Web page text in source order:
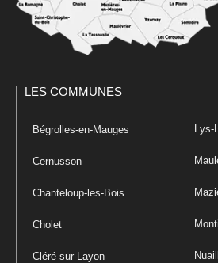
LES COMMUNES
Bégrolles-en-Mauges
Cernusson
Chanteloup-les-Bois
Cholet
Cléré-sur-Layon
Lys-